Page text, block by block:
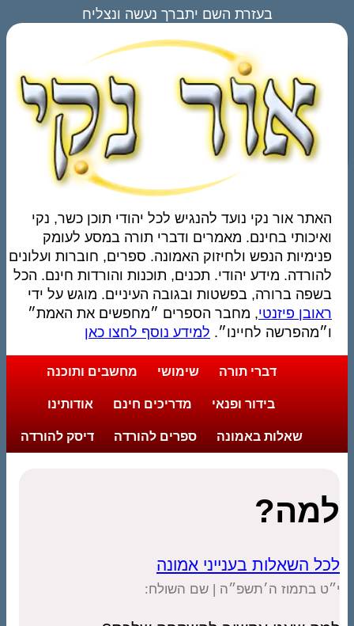
בעזרת השם יתברך נעשה ונצליח
האתר אור נקי נועד להנגיש לכל יהודי תוכן כשר, נקי
ואיכותי בחינם. מאמרים ודברי תורה במסע לעומק
פנימיות הנפש ולחיזוק האמונה. ספרים, חוברות ועלונים
להורדה. מידע יהודי. תכנים, תוכנות והורדות חינם. הכל
בשפה ברורה, בפשטות ובגובה העיניים. מוגש על ידי
ראובן פיזנטי, מחבר הספרים ״מחפשים את האמת״
ו״מהפרשה לחיינו״. למידע נוסף לחצו כאן
דברי תורה שימושי מחשבים ותוכנה
בידור ופנאי מדריכים חינם אודותינו
שאלות באמונה ספרים להורדה דיסק להורדה
למה?
לכל השאלות בענייני אמונה
י״ט בתמוז ה׳תשפ״ה | שם השולח: